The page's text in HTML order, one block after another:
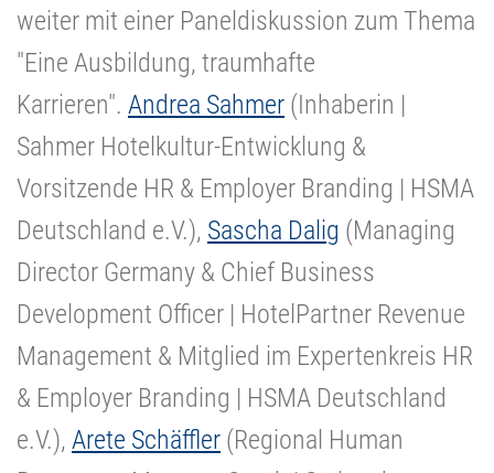
weiter mit einer Paneldiskussion zum Thema
"Eine Ausbildung, traumhafte
Karrieren". Andrea Sahmer (Inhaberin |
Sahmer Hotelkultur-Entwicklung &
Vorsitzende HR & Employer Branding | HSMA
Deutschland e.V.), Sascha Dalig (Managing
Director Germany & Chief Business
Development Officer | HotelPartner Revenue
Management & Mitglied im Expertenkreis HR
& Employer Branding | HSMA Deutschland
e.V.), Arete Schäffler (Regional Human